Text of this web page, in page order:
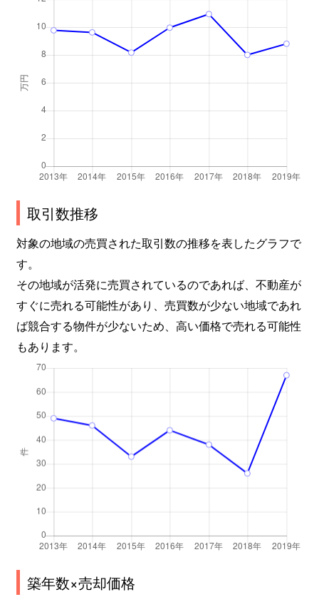
取引数推移
対象の地域の売買された取引数の推移を表したグラフで
す。
その地域が活発に売買されているのであれば、不動産が
すぐに売れる可能性があり、売買数が少ない地域であれ
ば競合する物件が少ないため、高い価格で売れる可能性
もあります。
築年数×売却価格